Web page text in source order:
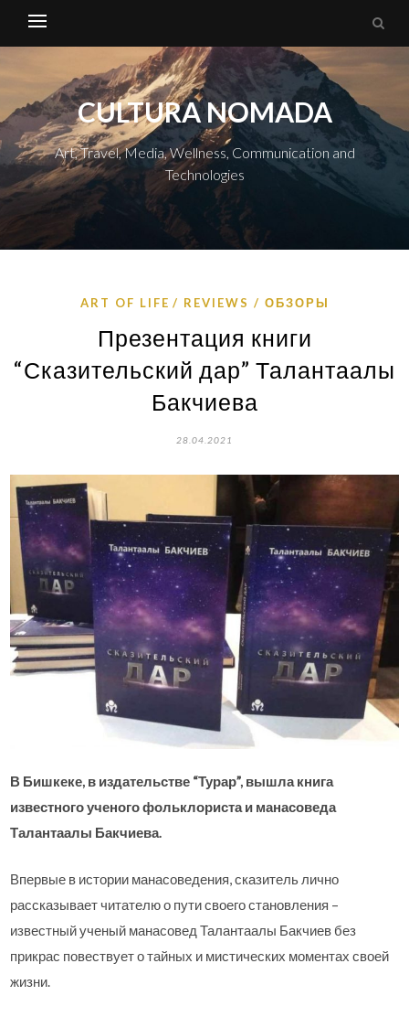
CULTURA NOMADA
Art, Travel, Media, Wellness, Communication and
Technologies
ART OF LIFE REVIEWS / ОБЗОРЫ
Презентация книги
“Сказительский дар” Талантаалы
Бакчиева
28.04.2021
В Бишкеке, в издательстве “Турар”, вышла книга
известного ученого фольклориста и манасоведа
Талантаалы Бакчиева.
Впервые в истории манасоведения, сказитель лично
рассказывает читателю о пути своего становления –
известный ученый манасовед Талантаалы Бакчиев без
прикрас повествует о тайных и мистических моментах своей
жизни.